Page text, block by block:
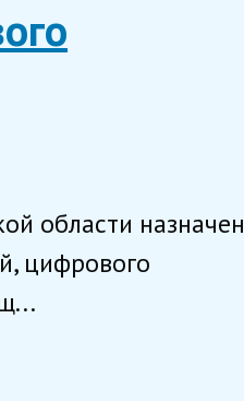
области назначен
цифрового